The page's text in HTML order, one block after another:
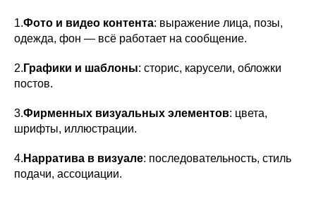
1.Фото и видео контента: выражение лица, позы,
одежда, фон — всё работает на сообщение.
2. Графики и шаблоны: сторис, карусели, обложки
постов.
3.Фирменных визуальных элементов: цвета,
шрифты, иллюстрации.
4. Нарратива в визуале: последовательность, стиль
подачи, ассоциации.